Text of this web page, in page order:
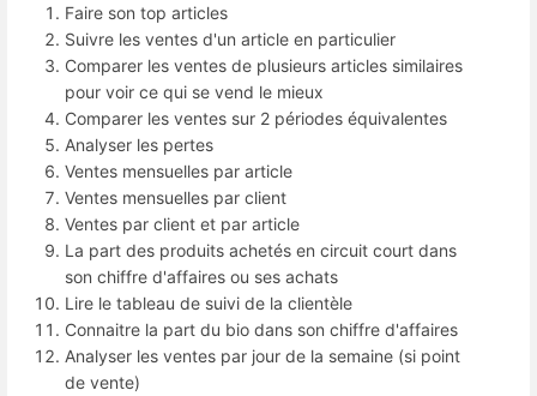
Faire son top articles
Suivre les ventes d'un article en particulier
Comparer les ventes de plusieurs articles similaires
pour voir ce qui se vend le mieux
Comparer les ventes sur 2 périodes équivalentes
Analyser les pertes
Ventes mensuelles par article
Ventes mensuelles par client
Ventes par client et par article
La part des produits achetés en circuit court dans
son chiffre d'affaires ou ses achats
Lire le tableau de suivi de la clientèle
Connaitre la part du bio dans son chiffre d'affaires
Analyser les ventes par jour de la semaine (si point
de vente)